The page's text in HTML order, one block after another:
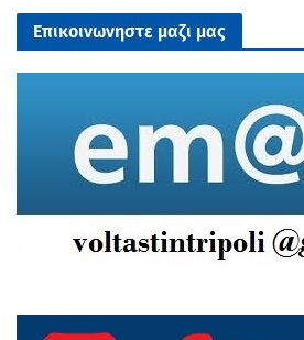
Επικοινωνηστε μαζι μας